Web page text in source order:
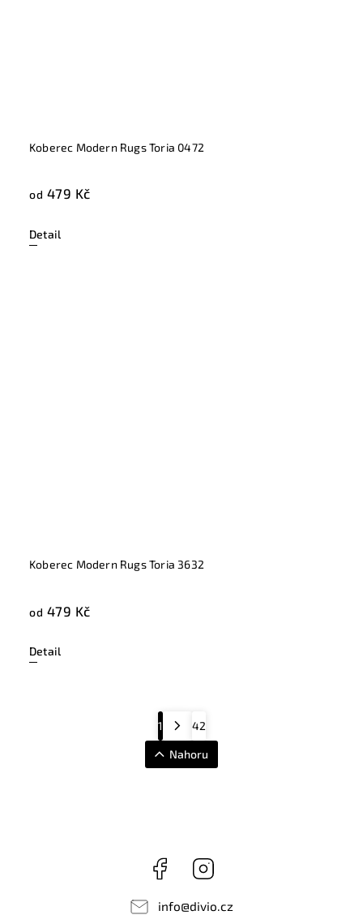
Koberec Modern Rugs Toria 0472
od 479 Kč
Detail
Koberec Modern Rugs Toria 3632
od 479 Kč
Detail
1 42
Nahoru
Facebook
info@divio.cz